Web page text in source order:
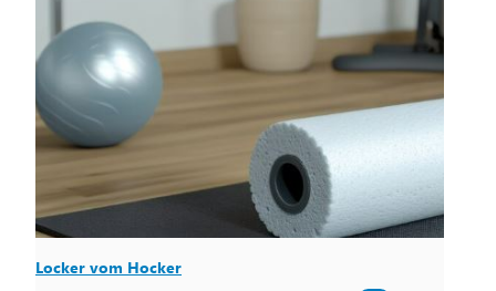
Locker vom Hocker